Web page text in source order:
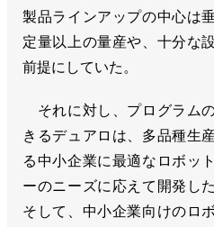
製品ラインアップの中心は
定量以上の量産や、十分な
前提にしていた。
それに対し、プログラム
きるデュアロは、多品種生
る中小企業に最適なロボッ
ーのニーズに応えて開発し
そして、中小企業向けのロ